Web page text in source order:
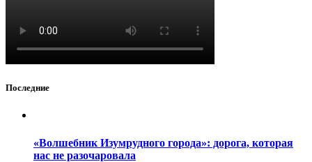
Последние
«Волшебник Изумрудного города»: дорога, которая
нас не разочаровала